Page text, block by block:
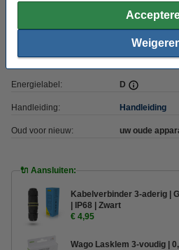
Buiten
IK-waarde: IK05
Energielabel: D
Handleiding: Handleiding
Oud voor nieuw: uw oude
🔌 Aansluiten:
Kabelverbinder 3-aderig |
| IP68 | Zwart
€ 4,95
Wago Lasklem 3-voudig |